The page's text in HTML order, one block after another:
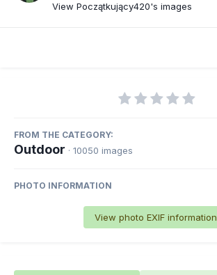
View Początkujący420's images
FROM THE CATEGORY:
Outdoor · 10050 images
PHOTO INFORMATION
View photo EXIF information